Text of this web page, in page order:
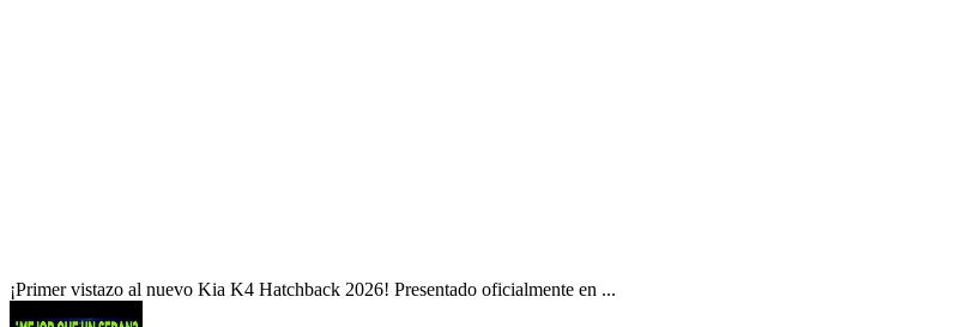
¡Primer vistazo al nuevo Kia K4 Hatchback 2026! Presentado oficialmente en ...